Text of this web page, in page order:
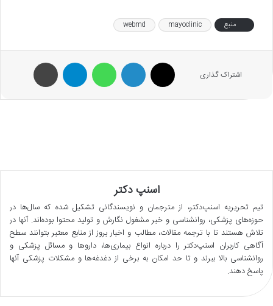
منبع mayoclinic
webmd
اشتراک گذاری
اسنپ دکتر
تیم تحریریه اسنپ‌دکتر، از مترجمان و نویسندگانی تشکیل شده که سال‌ها در
حوزه‌های پزشکی، روانشناسی و خبر مشغول نگارش و تولید محتوا بوده‌اند. آنها در
تلاش هستند تا با ترجمه مقالات، مطالب و اخبار بروز از منابع معتبر بتوانند سطح
آگاهی کاربران اسنپ‌دکتر را درباره انواع بیماری‌ها، داروها و مسائل پزشکی و
روانشناسی بالا ببرند و تا حد امکان به برخی از دغدغه‌ها و مشکلات پزشکی آنها
پاسخ دهند.